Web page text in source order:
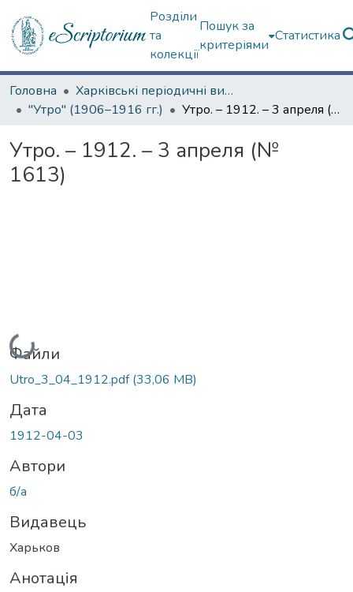
Розділи
та
колекції
Пошук за
критеріями
Статистика
Головна
Харківські періодичні видання
"Утро" (1906–1916 гг.)
Утро. – 1912. – 3 апреля (№ 1613)
Утро. – 1912. – 3 апреля (№
1613)
Вантажиться...
Файли
Utro_3_04_1912.pdf(33,06 MB)
Дата
1912-04-03
Автори
б/а
Видавець
Харьков
Анотація